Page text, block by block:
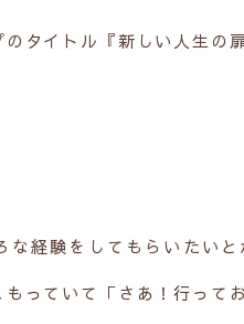
タイトル『新しい人生の
な経験をしてもらいたい
っていて「さあ！行って